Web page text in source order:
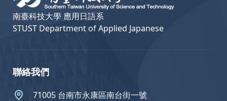
南臺科技大學 應用日語系
STUST Department of Applied Japanese
聯絡我們
71005 台南市永康區南台街一號